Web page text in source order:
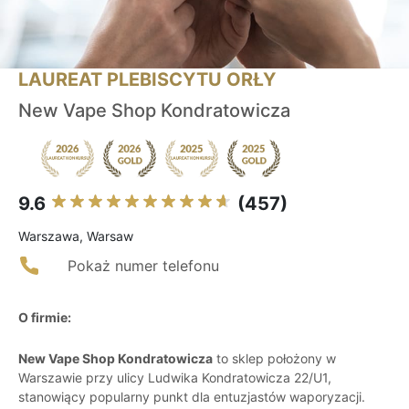
LAUREAT PLEBISCYTU ORŁY
New Vape Shop Kondratowicza
9.6 (457)
Warszawa, Warsaw
Pokaż numer telefonu
O firmie:
New Vape Shop Kondratowicza to sklep położony w
Warszawie przy ulicy Ludwika Kondratowicza 22/U1,
stanowiący popularny punkt dla entuzjastów waporyzacji.